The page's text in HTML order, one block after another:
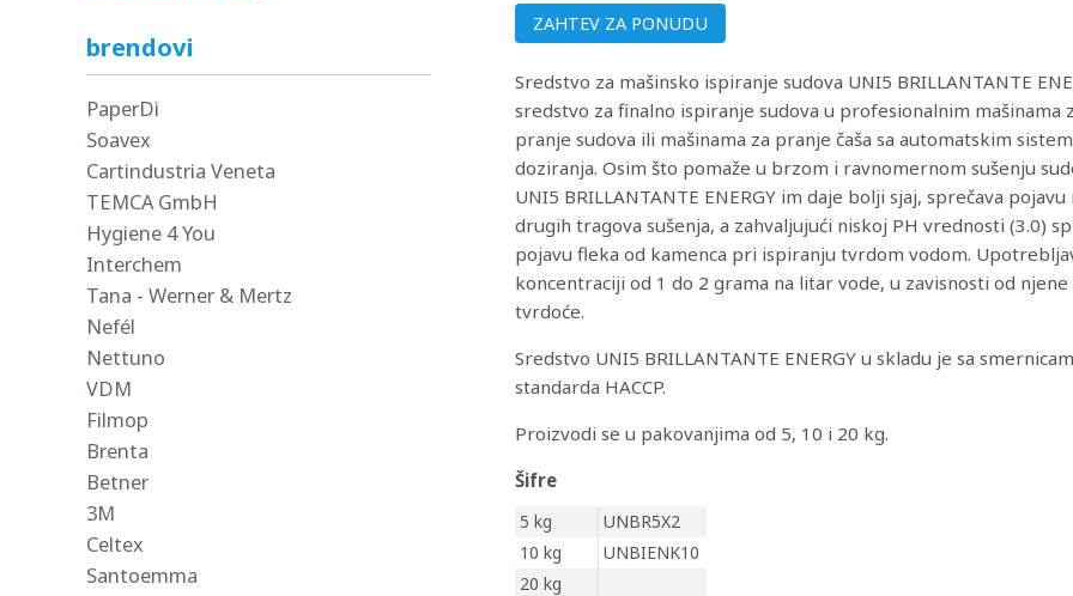
ZAHTEV ZA PONUDU
Sredstvo za mašinsko ispiranje sudova UNI5 BRILLANTANTE
sredstvo za finalno ispiranje sudova u profesionalnim mašinama
pranje sudova ili mašinama za pranje čaša sa automatskim
doziranja. Osim što pomaže u brzom i ravnomernom sušenju
UNI5 BRILLANTANTE ENERGY im daje bolji sjaj, sprečava
drugih tragova sušenja, a zahvaljujući niskoj PH vrednosti (3.0)
pojavu fleka od kamenca pri ispiranju tvrdom vodom.
koncentraciji od 1 do 2 grama na litar vode, u zavisnosti od njene
tvrdoće.
Sredstvo UNI5 BRILLANTANTE ENERGY u skladu je sa
standarda HACCP.
Proizvodi se u pakovanjima od 5, 10 i 20 kg.
Šifre
5 kg
UNBR5X2
10 kg
UNBIENK10
20 kg
brendovi
PaperDi
Soavex
Cartindustria Veneta
TEMCA GmbH
Hygiene 4 You
Interchem
Tana - Werner & Mertz
Nefél
Nettuno
VDM
Filmop
Brenta
Betner
3M
Celtex
Santoemma